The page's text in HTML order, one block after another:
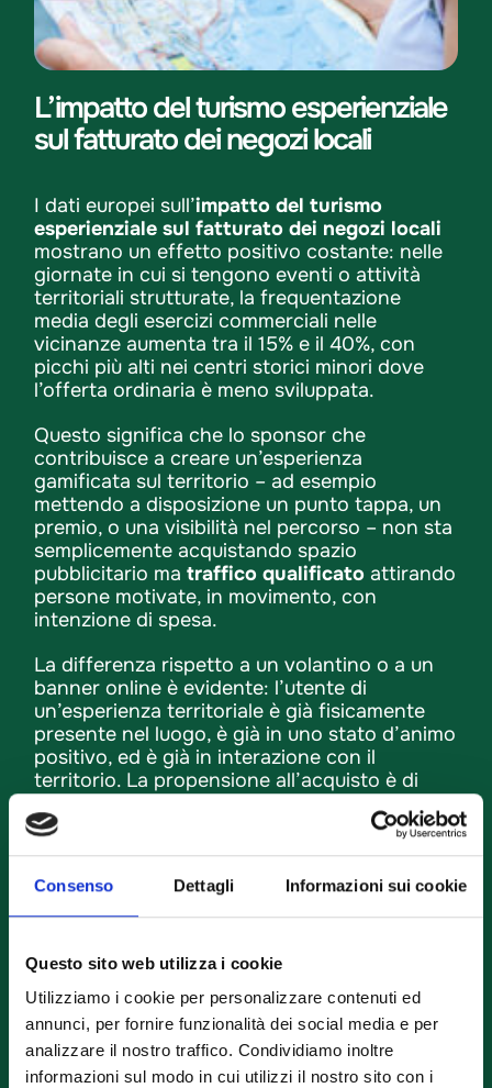
Consenso Dettagli Informazioni sui cookie
Questo sito web utilizza i cookie
Utilizziamo i cookie per personalizzare contenuti ed
annunci, per fornire funzionalità dei social media e per
analizzare il nostro traffico. Condividiamo inoltre
informazioni sul modo in cui utilizzi il nostro sito con i
L’impatto del turismo esperienziale
sul fatturato dei negozi locali
I dati europei sull’impatto del turismo
esperienziale sul fatturato dei negozi locali
mostrano un effetto positivo costante: nelle
giornate in cui si tengono eventi o attività
territoriali strutturate, la frequentazione
media degli esercizi commerciali nelle
vicinanze aumenta tra il 15% e il 40%, con
picchi più alti nei centri storici minori dove
l’offerta ordinaria è meno sviluppata.
Questo significa che lo sponsor che
contribuisce a creare un’esperienza
gamificata sul territorio – ad esempio
mettendo a disposizione un punto tappa, un
premio, o una visibilità nel percorso – non sta
semplicemente acquistando spazio
pubblicitario matraffico qualificato attirando
persone motivate, in movimento, con
intenzione di spesa.
La differenza rispetto a un volantino o a un
banner online è evidente: l’utente di
un’esperienza territoriale è già fisicamente
presente nel luogo, è già in uno stato d’animo
positivo, ed è già in interazione con il
territorio. La propensione all’acquisto è di
Strategie per pro loco: come
sponsor
Uno degli ostacoli più comuni nellestrategie
per pro loco
è la difficoltà a produrre dati